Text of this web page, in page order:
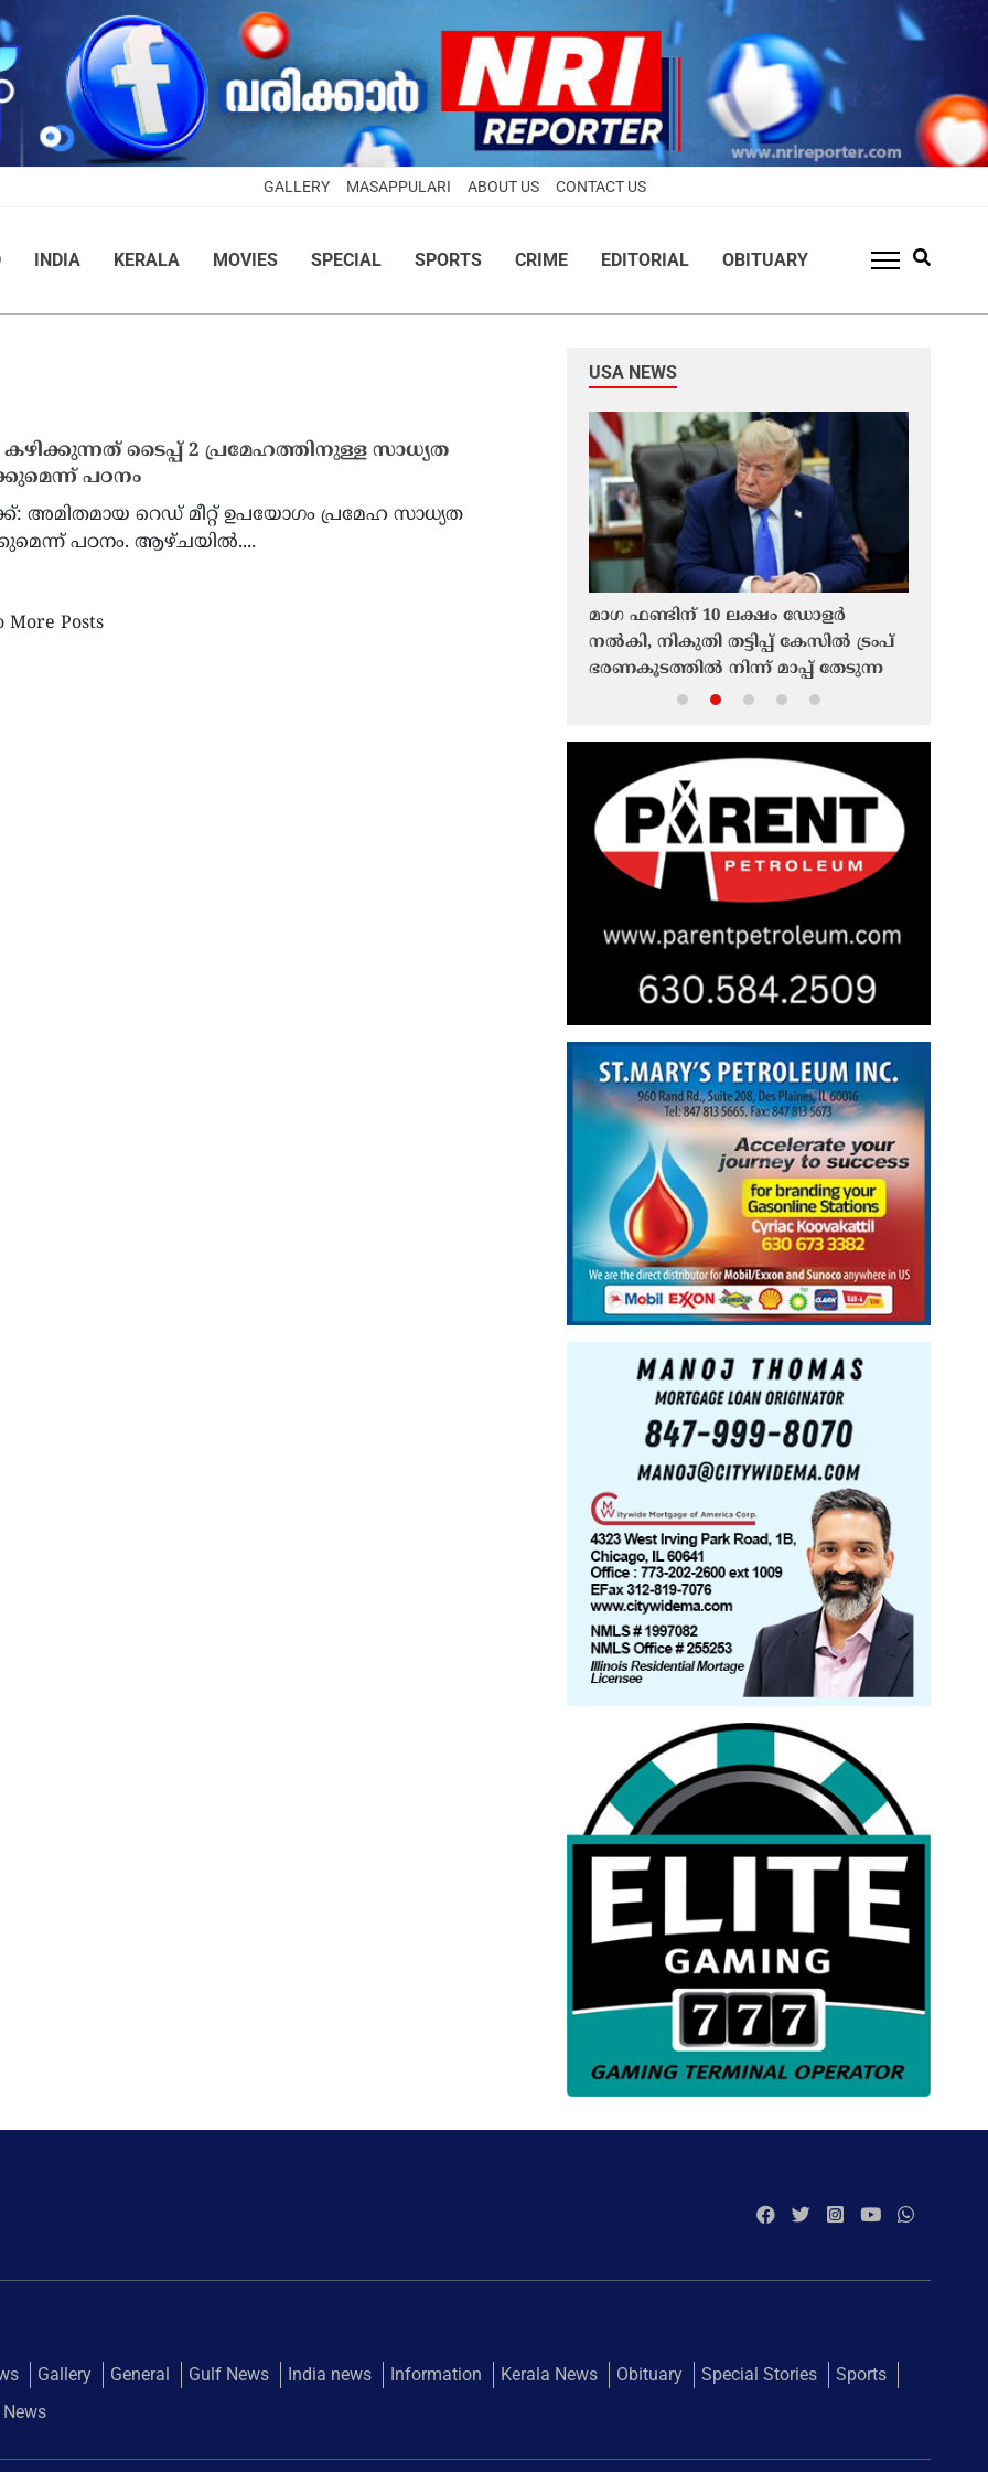
GALLERY MASAPPULARI ABOUT US CONTACT US
INDIA KERALA MOVIES SPECIAL SPORTS CRIME EDITORIAL OBITUARY
കഴിക്കുന്നത് ടൈപ്പ് 2 പ്രമേഹത്തിനുള്ള സാധ്യത
പഠനം
അമിതമായ റെഡ് മീറ്റ് ഉപയോഗം പ്രമേഹ സാധ്യത
പഠനം. ആഴ്ചയിൽ....
More Posts
USA NEWS
കൺവൻഷന്
മാഗ ഫണ്ടിന് 10 ലക്ഷം ഡോളർ
നൽകി, നികുതി തട്ടിപ്പ് കേസിൽ ട്രംപ്
ഭരണകൂടത്തിൽ നിന്ന് മാപ്പ് തേടുന്ന
ഇന്ത്യൻ വംശജനായ ഡോക്ടർ
Gallery General Gulf News India news Information Kerala News Obituary Special Stories
Sports